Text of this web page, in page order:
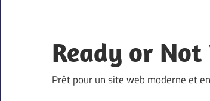
content
Ready or Not
Prêt pour un site web moderne et